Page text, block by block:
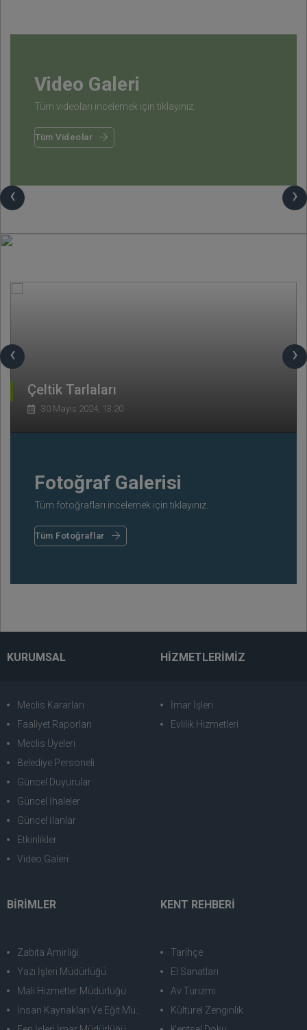
Video Galeri
Tüm videoları incelemek için tıklayınız.
Tüm Videolar
‹ ›
‹ ›
Çeltik Tarlaları
30 Mayıs 2024, 13:20
Fotoğraf Galerisi
Tüm fotoğrafları incelemek için tıklayınız.
Tüm Fotoğraflar
KURUMSAL
Meclis Kararları
Faaliyet Raporları
Meclis Üyeleri
Belediye Personeli
Güncel Duyurular
Güncel İhaleler
Güncel İlanlar
Etkinlikler
Video Galeri
HİZMETLERİMİZ
İmar İşleri
Evlilik Hizmetleri
BİRİMLER
Zabıta Amirliği
Yazı İşleri Müdürlüğü
Mali Hizmetler Müdürlüğü
İnsan Kaynakları Ve Eğit.Müdürlüğü
KENT REHBERİ
Tarihçe
El Sanatları
Av Turizmi
Kültürel Zenginlik